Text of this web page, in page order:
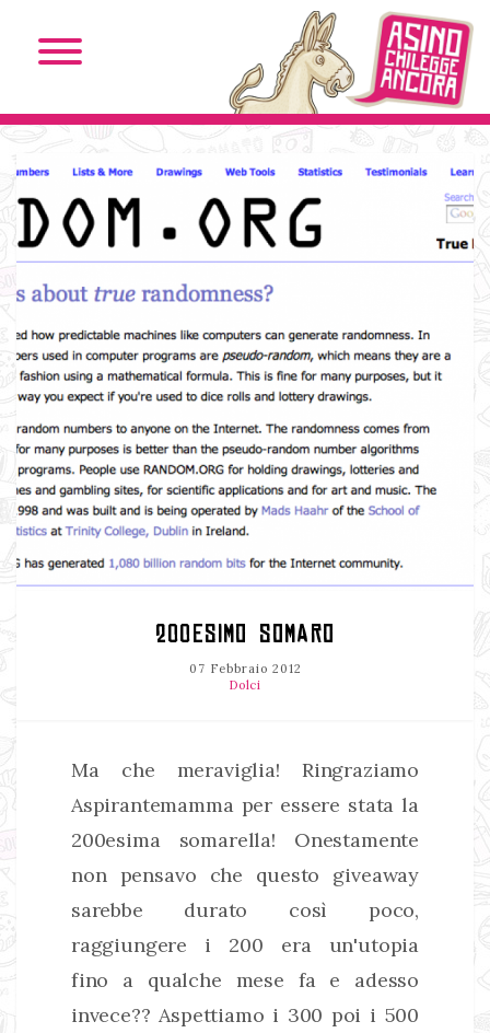
200ESIMO SOMARO
07 Febbraio 2012
Dolci
Ma che meraviglia! Ringraziamo
Aspirantemamma per essere stata la
200esima somarella! Onestamente
non pensavo che questo giveaway
sarebbe durato così poco,
raggiungere i 200 era un'utopia
fino a qualche mese fa e adesso
invece?? Aspettiamo i 300 poi i 500